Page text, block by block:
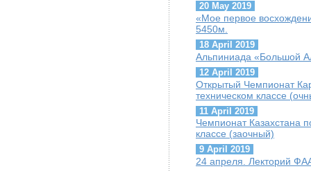
20 May 2019
«Мое первое
5450м.
18 April 2019
Альпиниада «Большой
12 April 2019
Открытый Чемпионат
техническом классе
11 April 2019
Чемпионат Казахстана
классе (заочный)
9 April 2019
24 апреля. Лекторий